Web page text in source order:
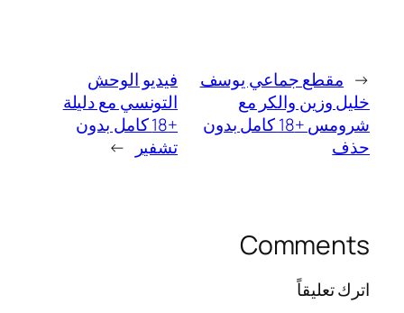
← مقطع جماعي يوسف
خليل وزين والكر مع
شرومس +18 كامل بدون
حذف
فيديو الوحش
التونسي مع دليلة
+18 كامل بدون
تشفير
→
Comments
اترك تعليقاً